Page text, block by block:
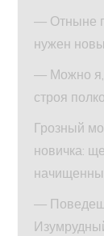
— Отныне
нужен
— Можно
строя
Грозный
новичка:
—